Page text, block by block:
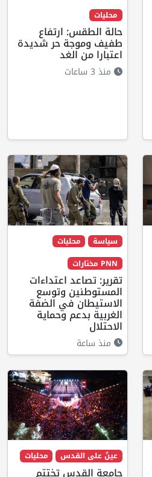
محليات
حالة الطقس: ارتفاع
طفيف وموجة حر شديدة
اعتبارا من الغد
منذ 3 ساعات
سياسة
محليات
PNN مختارات
تقرير: تصاعد اعتداءات
المستوطنين وتوسع
الاستيطان في الضفة
الغربية بدعم وحماية
الاحتلال
منذ ساعة
عينٌ على القدس محليات
جامعة القدس تختتم